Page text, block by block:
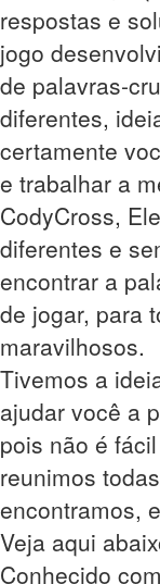
respostas e
jogo
de palavras-
diferentes,
certamente
e trabalhar a
CodyCross,
diferentes e
encontrar a
de jogar, para
maravilhosos.
Tivemos a
ajudar você a
pois não é
reunimos
encontramos,
Veja aqui
Conhecido